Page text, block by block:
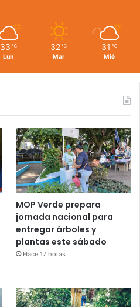
33 ℃
Lun
32 ℃
Mar
31 ℃
Mié
MOP Verde prepara
jornada nacional para
entregar árboles y
plantas este sábado
Hace 17 horas